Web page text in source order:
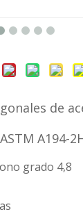
de
A194-
grado 4,8